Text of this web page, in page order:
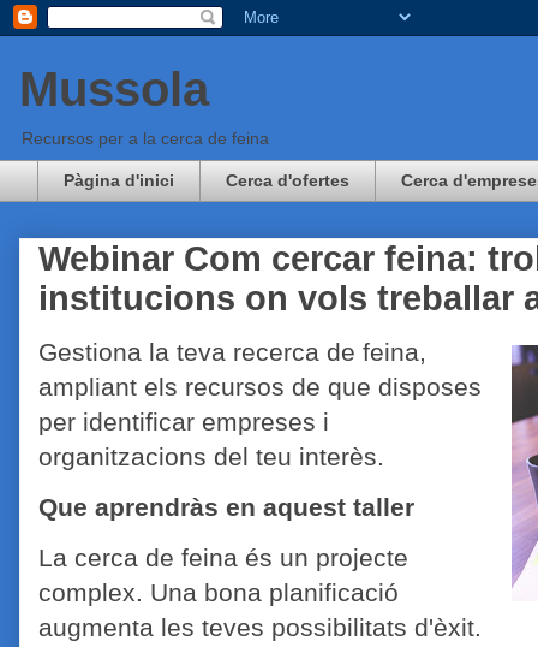
Mussola
Recursos per a la cerca de feina
Pàgina d'inici Cerca d'ofertes Cerca
Webinar Com cercar feina:
institucions on vols treballar
Gestiona la teva recerca de feina,
ampliant els recursos de que disposes
per identificar empreses i
organitzacions del teu interès.
Que aprendràs en aquest taller
La cerca de feina és un projecte
complex. Una bona planificació
augmenta les teves possibilitats d'èxit.